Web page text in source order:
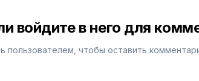
войдите в него для
пользователем, чтобы оставить